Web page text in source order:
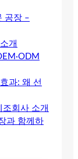
공장 –
개
과: 왜 선
회사 소개
과 함께하